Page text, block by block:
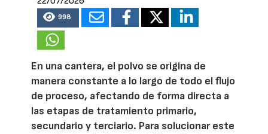
998
En una cantera, el polvo se origina de
manera constante a lo largo de todo el flujo
de proceso, afectando de forma directa a
las etapas de tratamiento primario,
secundario y terciario. Para solucionar este